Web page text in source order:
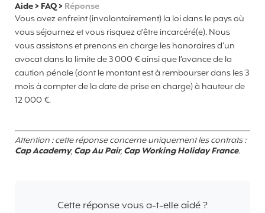
Aide> FAQ> Réponse
Vous avez enfreint (involontairement) la loi dans le pays où
vous séjournez et vous risquez d’être incarcéré(e). Nous
vous assistons et prenons en charge les honoraires d’un
avocat dans la limite de 3 000 € ainsi que l’avance de la
caution pénale (dont le montant est à rembourser dans les 3
mois à compter de la date de prise en charge) à hauteur de
12 000 €.
Attention : cette réponse concerne uniquement les contrats :
Cap Academy,Cap Au Pair,Cap Working Holiday France.
Cette réponse vous a-t-elle aidé ?